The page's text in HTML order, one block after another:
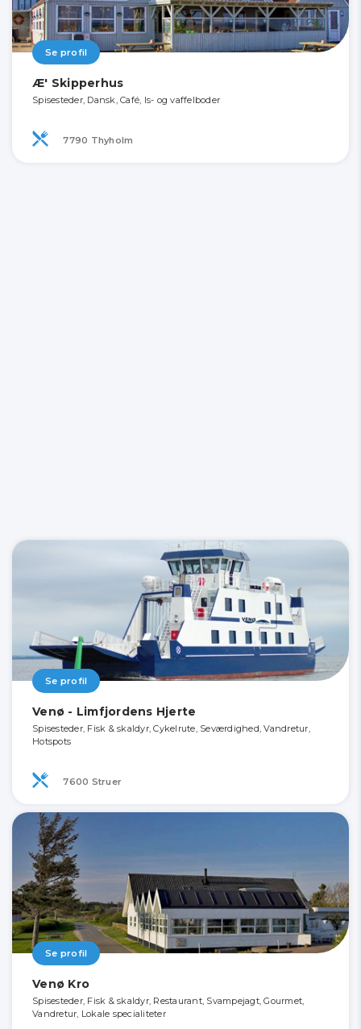
Se profil
Æ' Skipperhus
Spisesteder, Dansk, Café, Is- og vaffelboder
7790 Thyholm
Se profil
Venø - Limfjordens Hjerte
Spisesteder, Fisk & skaldyr, Cykelrute, Seværdighed, Vandretur,
Hotspots
7600 Struer
Se profil
Venø Kro
Spisesteder, Fisk & skaldyr, Restaurant, Svampejagt, Gourmet,
Vandretur, Lokale specialiteter